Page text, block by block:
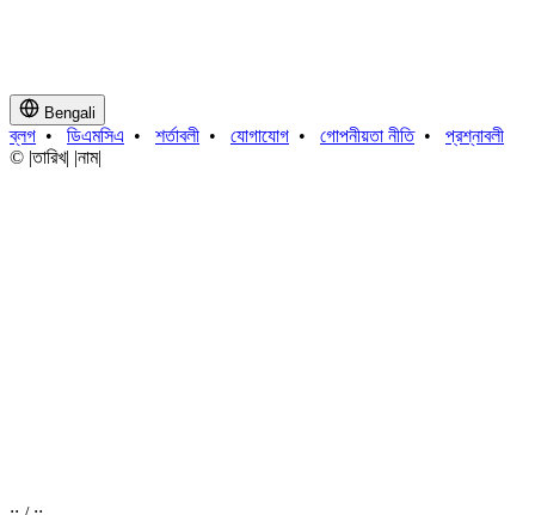
Bengali
ব্লগ • ডিএমসিএ • শর্তাবলী • যোগাযোগ • গোপনীয়তা নীতি• প্রশ্নাবলী
© |তারিখ| |নাম|